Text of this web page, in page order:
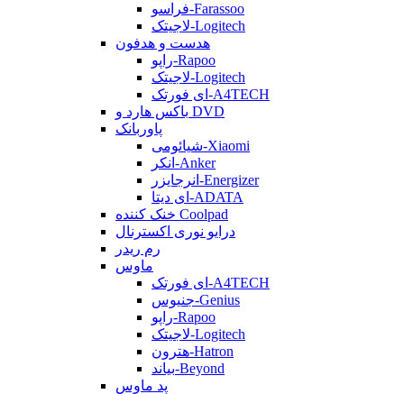
فراسو-Farassoo
لاجیتک-Logitech
هدست و هدفون
راپو-Rapoo
لاجیتک-Logitech
ای فورتک-A4TECH
باکس هارد و DVD
پاوربانک
شیائومی-Xiaomi
انکر-Anker
انرجایزر-Energizer
ای دیتا-ADATA
خنک کننده Coolpad
درایو نوری اکسترنال
رم ریدر
ماوس
ای فورتک-A4TECH
جنیوس-Genius
راپو-Rapoo
لاجیتک-Logitech
هترون-Hatron
بیاند-Beyond
پد ماوس